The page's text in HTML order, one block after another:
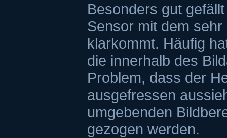
Besonders gut
Sensor mit dem
klarkommt. Häufig
die innerhalb des
Problem, dass der
ausgefressen
umgebenden
gezogen werden.